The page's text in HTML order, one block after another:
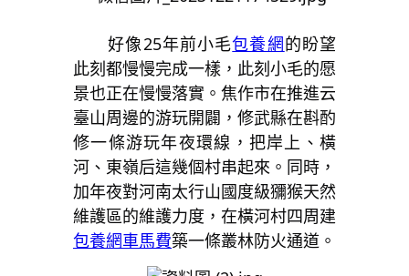
好像25年前小毛包養網的盼望
此刻都慢慢完成一樣，此刻小毛的愿
景也正在慢慢落實。焦作市在推進云
臺山周邊的游玩開闢，修武縣在斟酌
修一條游玩年夜環線，把岸上、橫
河、東嶺后這幾個村串起來。同時，
加年夜對河南太行山國度級獼猴天然
維護區的維護力度，在橫河村四周建
包養網車馬費築一條叢林防火通道。